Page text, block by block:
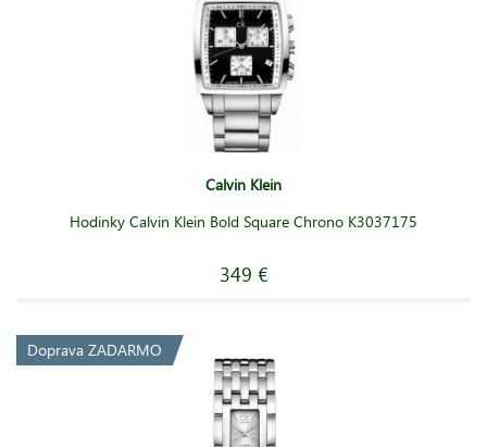
Calvin Klein
Hodinky Calvin Klein Bold Square Chrono K3037175
349 €
Doprava ZADARMO